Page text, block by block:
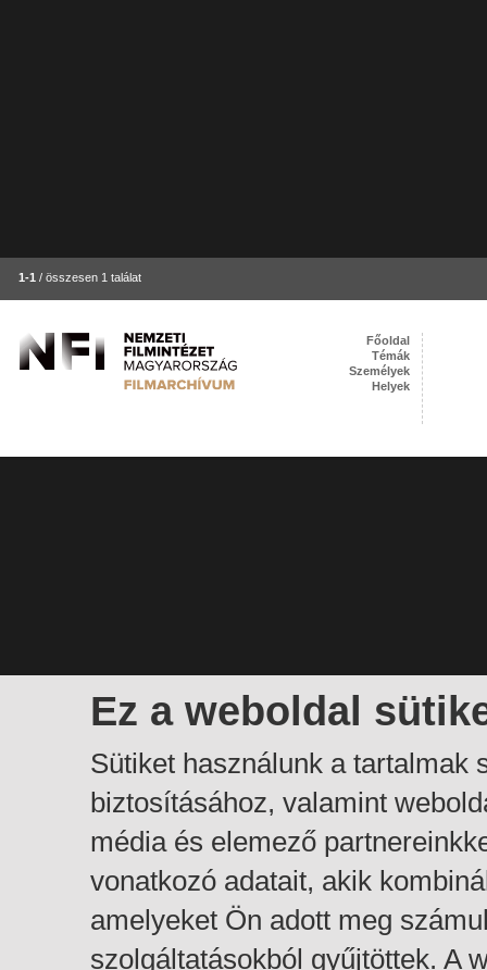
1-1 / összesen 1 találat
Ez a weboldal
Sütiket használunk a tartalmak
biztosításához, valamint
média és elemező
vonatkozó adatait, akik
amelyeket Ön adott meg
szolgáltatásokból gyűjtöttek. A
Főoldal
Témák
Személyek
Helyek